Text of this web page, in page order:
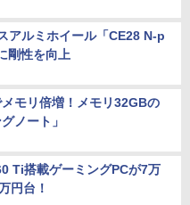
アルミホイール「CE28 N-p
剛性を向上
モリ倍増！メモリ32GBの
ノート」
Ti搭載ゲーミングPCが7万
円台！